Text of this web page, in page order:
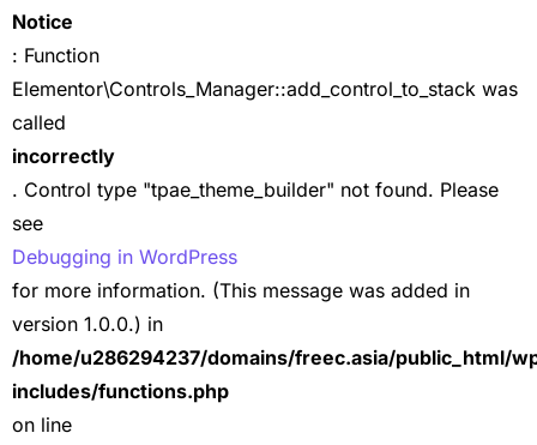
Notice
: Function
Elementor\Controls_Manager::add_control_to_stack was
called
incorrectly
. Control type "tpae_theme_builder" not found. Please
see
Debugging in WordPress
for more information. (This message was added in
version 1.0.0.) in
/home/u286294237/domains/freec.asia/public_html/
includes/functions.php
on line